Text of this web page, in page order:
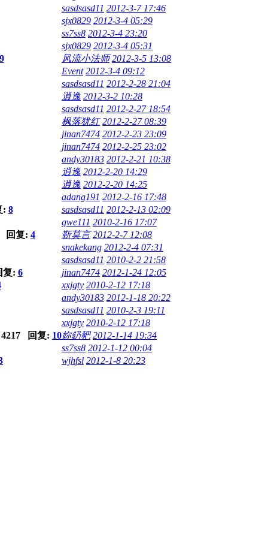
sasdsasd11 2012-3-7 17:46
sjx0829 2012-3-4 05:29
ss7ss8 2012-3-4 23:20
sjx0829 2012-3-4 05:31
风流小法师 2012-3-5 13:08
Event 2012-3-4 09:12
sasdsasd11 2012-2-28 21:04
逍逸 2012-3-2 10:28
sasdsasd11 2012-2-27 18:54
枫落犹红 2012-2-27 08:39
jinan7474 2012-2-23 23:09
jinan7474 2012-2-25 23:02
andy30183 2012-2-21 10:38
逍逸 2012-2-20 14:29
逍逸 2012-2-20 14:25
adang191 2012-2-16 17:48
: 8 sasdsasd11 2012-2-13 02:09
qwe111 2010-2-16 17:07
回复: 4 靳莫言 2012-2-7 12:08
snakekang 2012-2-4 07:31
sasdsasd11 2010-2-2 21:58
复: 6 jinan7474 2012-1-24 12:05
xxjgty 2010-2-12 17:18
andy30183 2012-1-18 20:22
sasdsasd11 2010-2-3 19:11
xxjgty 2010-2-12 17:18
回复: 10妳釢豝 2012-1-14 19:34
ss7ss8 2012-1-12 00:04
wjhfsl 2012-1-8 20:23